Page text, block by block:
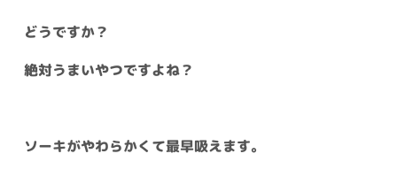
どうですか？
絶対うまいやつですよね？
ソーキがやわらかくて最早吸えます。